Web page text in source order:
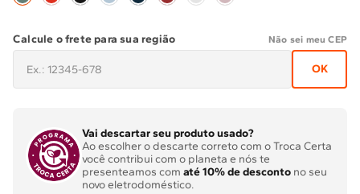
Calcule o frete para sua região Não sei meu CEP
OK
Vai descartar seu produto usado?
Ao escolher o descarte correto com o Troca Certa
você contribui com o planeta e nós te
presenteamos com até 10% de desconto no seu
novo eletrodoméstico.